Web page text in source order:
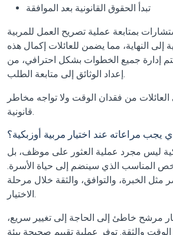
تبدأ الحقوق القانونية بعد الموافقة
بمتابعة عملية تصريح العمل للمربية
إلى النهاية، مما يضمن للعائلات إكمال هذه
إدارة جميع الخطوات بشكل احترافي، من
إعداد الوثائق إلى متابعة الطلب.
العائلات من فقدان الوقت ولا تواجه مخاطر
قانونية.
يجب مراعاته عند اختيار مربية أوزبكية؟
ليس مجرد عملية العثور على موظف، بل
المناسب الذي سينضم إلى حياة الأسرة.
مثل الخبرة، والتوافق، والثقة خلال مرحلة
الاختيار.
مرشح خاطئ إلى الحاجة إلى تغيير سريع،
والثقة. توفر عملية تقييم صحيحة بيئة